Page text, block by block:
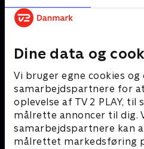
Dine data og
Vi bruger egne cookies og
samarbejdspartnere for
oplevelse af TV 2 PLAY,
målrette annoncer til dig.
samarbejdspartnere kan
målrettet markedsføring
Mere indhold fra